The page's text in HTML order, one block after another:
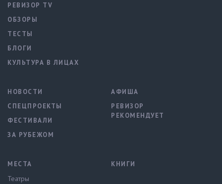
РЕВИЗОР TV
ОБЗОРЫ
ТЕСТЫ
БЛОГИ
КУЛЬТУРА В ЛИЦАХ
НОВОСТИ
СПЕЦПРОЕКТЫ
ФЕСТИВАЛИ
ЗА РУБЕЖОМ
АФИША
РЕВИЗОР
РЕКОМЕНДУЕТ
МЕСТА
Театры
КНИГИ